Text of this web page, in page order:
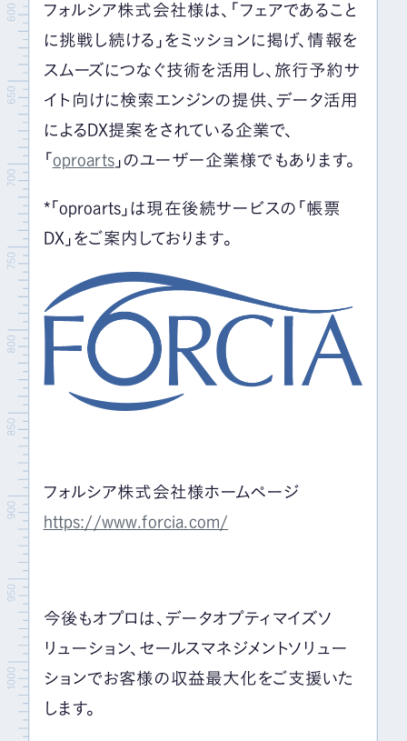
フォルシア株式会社様は、「フェアであること
に挑戦し続ける」をミッションに掲げ、情報を
スムーズにつなぐ技術を活用し、旅行予約サ
イト向けに検索エンジンの提供、データ活用
によるDX提案をされている企業で、
「 oproarts」のユーザー企業様でもあります。
*「oproarts」は現在後続サービスの「帳票
DX」をご案内しております。
フォルシア株式会社様ホームページ
https://www.forcia.com/
今後もオプロは、データオプティマイズソ
リューション、セールスマネジメントソリュー
ションでお客様の収益最大化をご支援いた
します。